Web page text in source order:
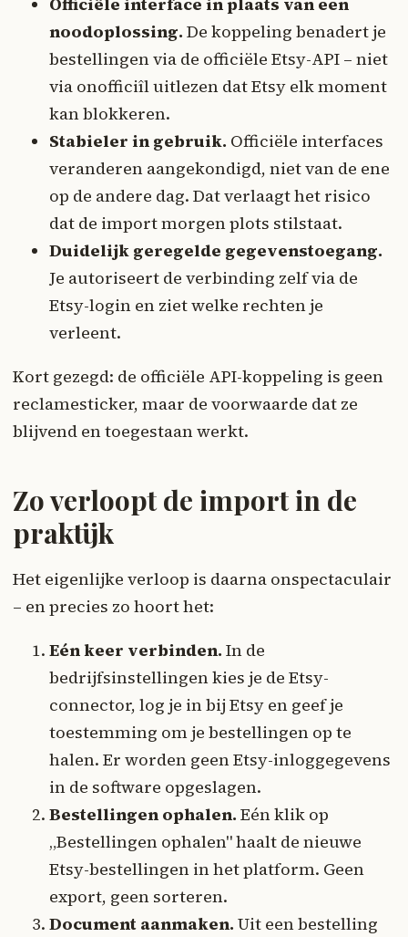
noodoplossing. De koppeling benadert je
bestellingen via de officiële Etsy-API – niet
via onofficiîl uitlezen dat Etsy elk moment
kan blokkeren.
Stabieler in gebruik. Officiële interfaces
veranderen aangekondigd, niet van de ene
op de andere dag. Dat verlaagt het risico
dat de import morgen plots stilstaat.
Duidelijk geregelde gegevenstoegang.
Je autoriseert de verbinding zelf via de
Etsy-login en ziet welke rechten je
verleent.
Kort gezegd: de officiële API-koppeling is geen
reclamesticker, maar de voorwaarde dat ze
blijvend en toegestaan werkt.
Zo verloopt de import in de
praktijk
Het eigenlijke verloop is daarna onspectaculair
– en precies zo hoort het:
Eén keer verbinden. In de
bedrijfsinstellingen kies je de Etsy-
connector, log je in bij Etsy en geef je
toestemming om je bestellingen op te
halen. Er worden geen Etsy-inloggegevens
in de software opgeslagen.
Bestellingen ophalen. Eén klik op
„Bestellingen ophalen" haalt de nieuwe
Etsy-bestellingen in het platform. Geen
export, geen sorteren.
Document aanmaken. Uit een bestelling